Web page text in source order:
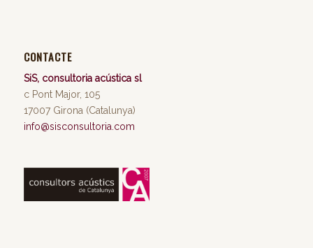
CONTACTE
SiS, consultoria acústica sl
c Pont Major, 105
17007 Girona (Catalunya)
info@sisconsultoria.com